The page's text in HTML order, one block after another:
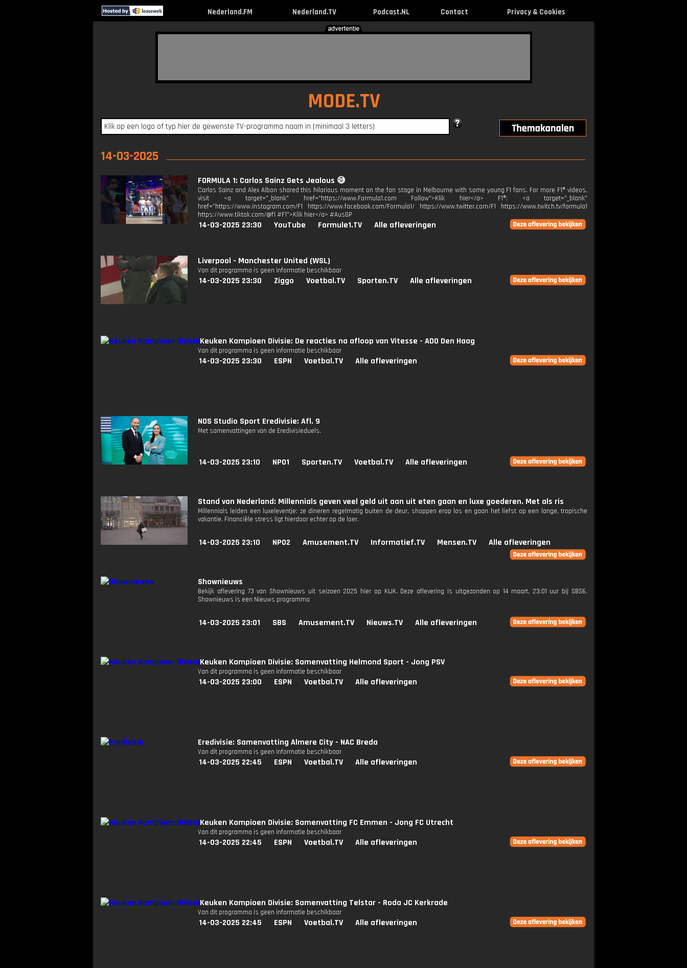
Nederland.FM Nederland.TV Podcast.NL Contact Privacy & Cookies
MODE.TV
14-03-2025
FORMULA 1: Carlos Sainz Gets Jealous 😅
Carlos Sainz and Alex Albon shared this hilarious moment on the fan stage in Melbourne with some young F1 fans. For more F1® videos,
visit <a target="_blank" href="https://www.Formula1.com Follow">Klik hier</a> F1®: <a target="_blank"
href="https://www.instagram.com/F1 https://www.facebook.com/Formula1/ https://www.twitter.com/F1 https://www.twitch.tv/formula1
https://www.tiktok.com/@f1 #F1">Klik hier</a> #AusGP
14-03-2025 23:30 YouTube Formule1.TV Alle afleveringen
Liverpool - Manchester United (WSL)
Van dit programma is geen informatie beschikbaar
14-03-2025 23:30 Ziggo Voetbal.TV Sporten.TV Alle afleveringen
Keuken Kampioen Divisie: De reacties na afloop van Vitesse - ADO Den Haag
Van dit programma is geen informatie beschikbaar
14-03-2025 23:30 ESPN Voetbal.TV Alle afleveringen
NOS Studio Sport Eredivisie: Afl. 9
Met samenvattingen van de Eredivisieduels.
14-03-2025 23:10 NPO1 Sporten.TV Voetbal.TV Alle afleveringen
Stand van Nederland: Millennials geven veel geld uit aan uit eten gaan en luxe goederen. Met als ris
Millennials leiden een luxeleventje: ze dineren regelmatig buiten de deur, shoppen erop los en gaan het liefst op een lange, tropische
vakantie. Financiële stress ligt hierdoor echter op de loer.
14-03-2025 23:10 NPO2 Amusement.TV Informatief.TV Mensen.TV Alle afleveringen
Shownieuws
Bekijk aflevering 73 van Shownieuws uit seizoen 2025 hier op KIJK. Deze aflevering is uitgezonden op 14 maart, 23:01 uur bij SBS6.
Shownieuws is een Nieuws programma
14-03-2025 23:01 SBS Amusement.TV Nieuws.TV Alle afleveringen
Keuken Kampioen Divisie: Samenvatting Helmond Sport - Jong PSV
Van dit programma is geen informatie beschikbaar
14-03-2025 23:00 ESPN Voetbal.TV Alle afleveringen
Eredivisie: Samenvatting Almere City - NAC Breda
Van dit programma is geen informatie beschikbaar
14-03-2025 22:45 ESPN Voetbal.TV Alle afleveringen
Keuken Kampioen Divisie: Samenvatting FC Emmen - Jong FC Utrecht
Van dit programma is geen informatie beschikbaar
14-03-2025 22:45 ESPN Voetbal.TV Alle afleveringen
Keuken Kampioen Divisie: Samenvatting Telstar - Roda JC Kerkrade
Van dit programma is geen informatie beschikbaar
14-03-2025 22:45 ESPN Voetbal.TV Alle afleveringen